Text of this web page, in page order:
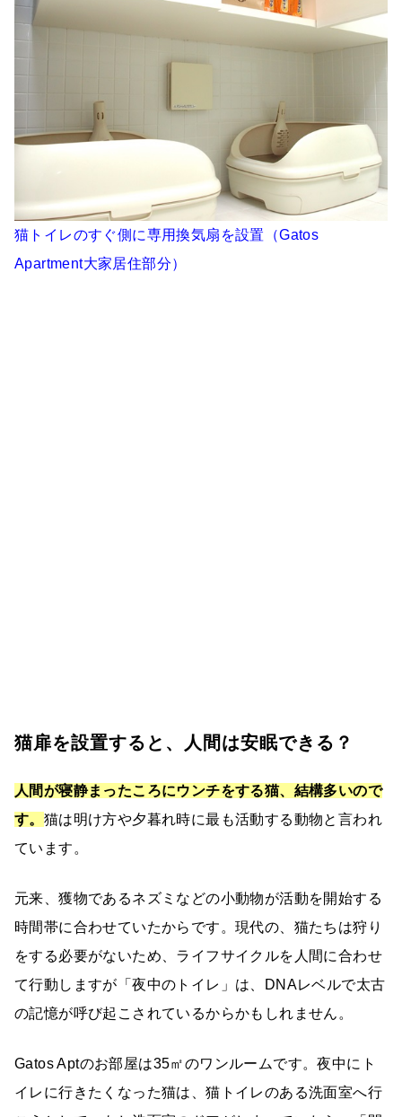
猫トイレのすぐ側に専用換気扇を設置（Gatos
Apartment大家居住部分）
猫扉を設置すると、人間は安眠できる？
人間が寝静まったころにウンチをする猫、結構多いので
す。 猫は明け方や夕暮れ時に最も活動する動物と言われ
ています。
元来、獲物であるネズミなどの小動物が活動を開始する
時間帯に合わせていたからです。現代の、猫たちは狩り
をする必要がないため、ライフサイクルを人間に合わせ
て行動しますが「夜中のトイレ」は、DNAレベルで太古
の記憶が呼び起こされているからかもしれません。
Gatos Aptのお部屋は35㎡のワンルームです。夜中にト
イレに行きたくなった猫は、猫トイレのある洗面室へ行